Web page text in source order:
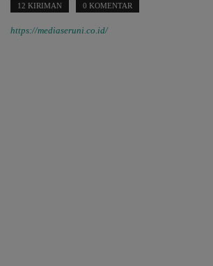
12 KIRIMAN 0 KOMENTAR
https://mediaseruni.co.id/